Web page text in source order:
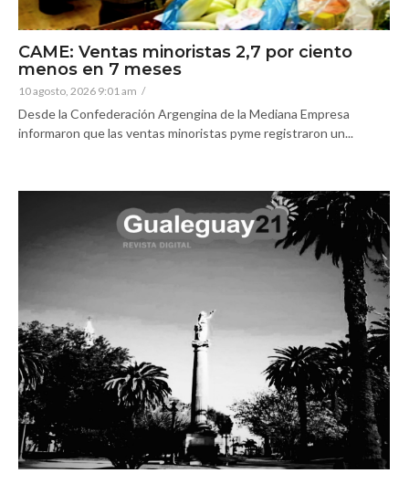
CAME: Ventas minoristas 2,7 por ciento
menos en 7 meses
10 agosto, 2026 9:01 am /
Desde la Confederación Argengina de la Mediana Empresa
informaron que las ventas minoristas pyme registraron un...